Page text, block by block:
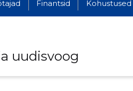
Finantsid Kohustused
uudisvoog